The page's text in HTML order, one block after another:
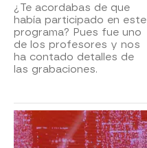
¿Te acordabas de que
había participado en este
programa? Pues fue uno
de los profesores y nos
ha contado detalles de
las grabaciones.